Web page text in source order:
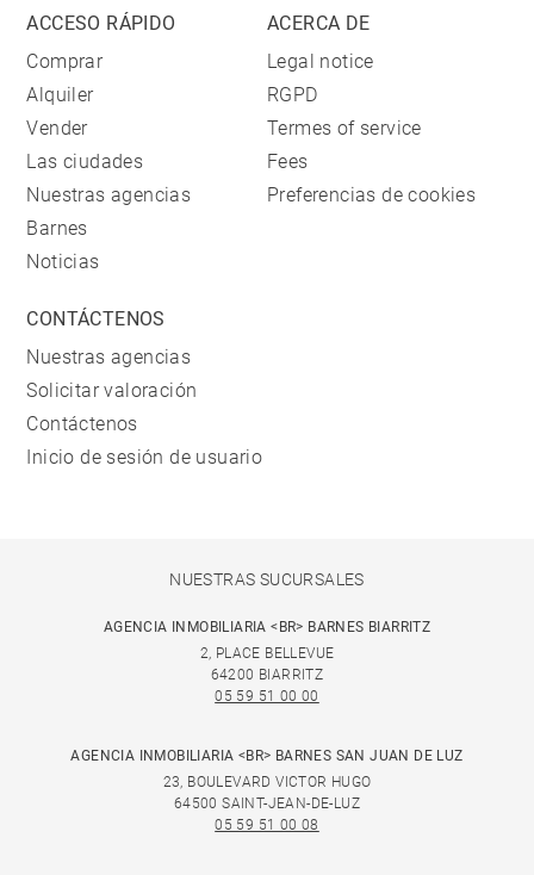
ACCESO RÁPIDO
Comprar
Alquiler
Vender
Las ciudades
Nuestras agencias
Barnes
Noticias
ACERCA DE
Legal notice
RGPD
Termes of service
Fees
Preferencias de cookies
CONTÁCTENOS
Nuestras agencias
Solicitar valoración
Contáctenos
Inicio de sesión de usuario
NUESTRAS SUCURSALES
AGENCIA INMOBILIARIA <BR> BARNES BIARRITZ
2, PLACE BELLEVUE
64200 BIARRITZ
05 59 51 00 00
AGENCIA INMOBILIARIA <BR> BARNES SAN JUAN DE LUZ
23, BOULEVARD VICTOR HUGO
64500 SAINT-JEAN-DE-LUZ
05 59 51 00 08